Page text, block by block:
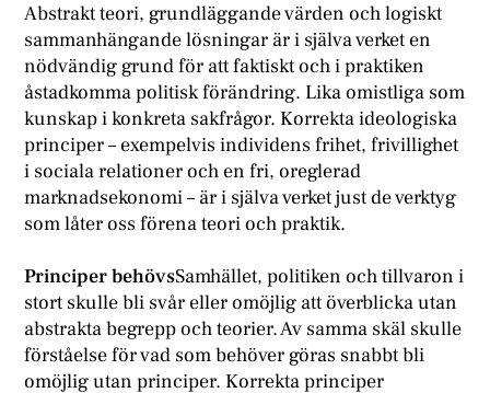
Abstrakt teori, grundläggande värden och logiskt
sammanhängande lösningar är i själva verket en
nödvändig grund för att faktiskt och i praktiken
åstadkomma politisk förändring. Lika omistliga som
kunskap i konkreta sakfrågor. Korrekta ideologiska
principer – exempelvis individens frihet, frivillighet
i sociala relationer och en fri, oreglerad
marknadsekonomi – är i själva verket just de verktyg
som låter oss förena teori och praktik.
Principer behövsSamhället, politiken och tillvaron i
stort skulle bli svår eller omöjlig att överblicka utan
abstrakta begrepp och teorier. Av samma skäl skulle
förståelse för vad som behöver göras snabbt bli
omöjlig utan principer. Korrekta principer